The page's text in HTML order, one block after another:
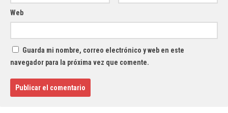
Web
Guarda mi nombre, correo electrónico y web en este
navegador para la próxima vez que comente.